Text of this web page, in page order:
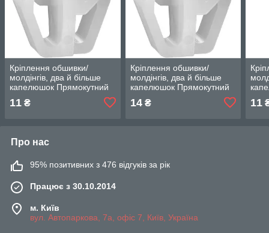
Кріплення обшивки/
молдінгів, два й більше
капелюшок Прямокутний
Element
11 ₴
Кріплення обшивки/
молдінгів, два й більше
капелюшок Прямокутний
Element
14₴ 11
Про нас
95% позитивних з 476 відгуків за рік
Працює з 30.10.2014
м. Київ
вул. Автопаркова, 7а, офіс 7, Київ, Україна